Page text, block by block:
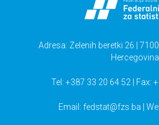
Adresa: Zelenih beretki 26 |
Hercegovina
Tel: +387 33 20 64 52 | Fax:
Email: fedstat@fzs.ba |